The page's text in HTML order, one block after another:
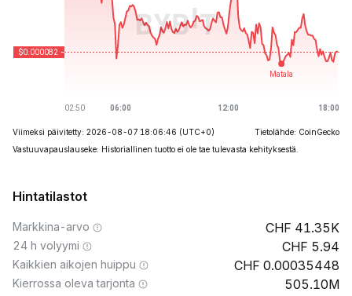
Viimeksi päivitetty: 2026-08-07 18:06:46 (UTC+0)
Tietolähde: CoinGecko
Vastuuvapauslauseke: Historiallinen tuotto ei ole tae tulevasta kehityksestä.
Hintatilastot
Markkina-arvo 41.35K
24 h volyymi 5.94
Kaikkien aikojen huippu 0.00035448
Kierrossa oleva tarjonta 505.10M